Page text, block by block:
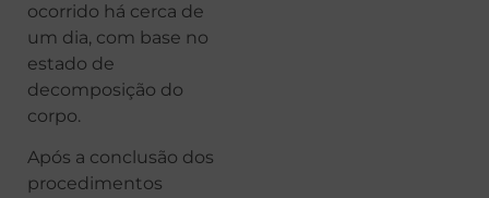
ocorrido há cerca de
um dia, com base no
estado de
decomposição do
corpo.
Após a conclusão dos
procedimentos